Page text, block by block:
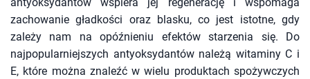
antyoksydantów wspiera jej regenerację i wspomaga
zachowanie gładkości oraz blasku, co jest istotne, gdy
zależy nam na opóźnieniu efektów starzenia się. Do
najpopularniejszych antyoksydantów należą witaminy C i
E, które można znaleźć w wielu produktach spożywczych